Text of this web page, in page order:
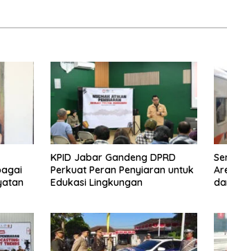
KPID Jabar Gandeng DPRD
Perkuat Peran Penyiaran untuk
Edukasi Lingkungan